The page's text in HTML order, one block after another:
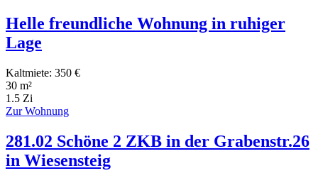
Helle freundliche Wohnung in ruhiger
Lage
Kaltmiete: 350 €
30 m²
1.5 Zi
Zur Wohnung
281.02 Schöne 2 ZKB in der Grabenstr.26
in Wiesensteig